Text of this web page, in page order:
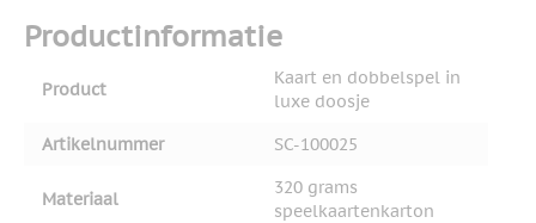
Productinformatie
Product
Kaart en dobbelspel in
luxe doosje
Artikelnummer
SC-100025
Materiaal
320 grams
speelkaartenkarton